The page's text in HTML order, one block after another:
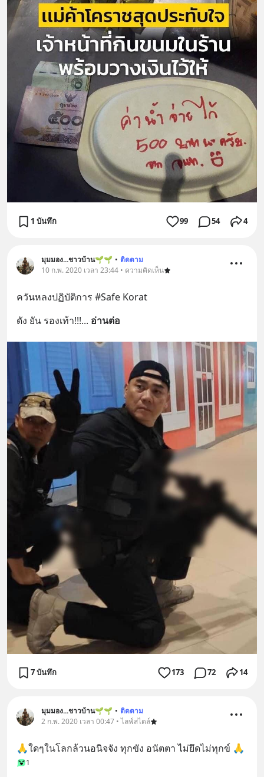
1 บันทึก 99 54 4
มุมมอง...ชาวบ้าน🌱🌱 • ติดตาม
10 ก.พ. 2020 เวลา 23:44 • ความคิดเห็น
ควันหลงปฏิบัติการ #Safe Korat
ดัง ยัน รองเท้า!!!... อ่านต่อ
7 บันทึก 173 72 14
มุมมอง...ชาวบ้าน🌱🌱 • ติดตาม
2 ก.พ. 2020 เวลา 00:47 • ไลฟ์สไตล์
🙏ใดๆในโลกล้วนอนิจจัง ทุกขัง อนัตตา ไม่ยึดไม่ทุกข์ 🙏
1